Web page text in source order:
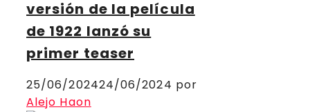
versión de la película
de 1922 lanzó su
primer teaser
25/06/202424/06/2024 por
Alejo Haon